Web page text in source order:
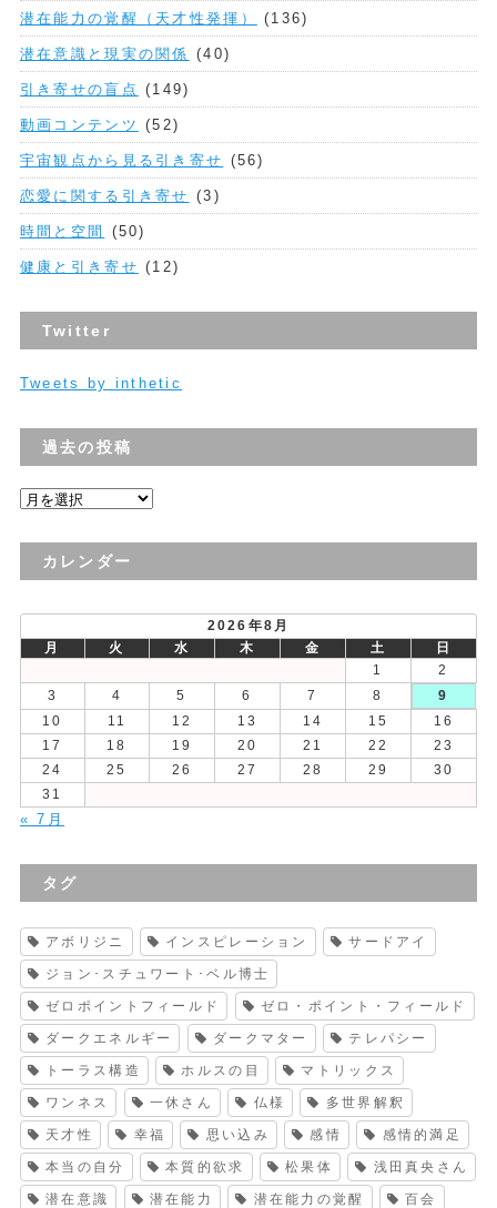
潜在能力の覚醒（天才性発揮） (136)
潜在意識と現実の関係 (40)
引き寄せの盲点 (149)
動画コンテンツ (52)
宇宙観点から見る引き寄せ (56)
恋愛に関する引き寄せ (3)
時間と空間 (50)
健康と引き寄せ (12)
Twitter
Tweets by inthetic
過去の投稿
過
の
カレンダー
2026年8月
月
火 水 木 金 土
日
1
2
3
4 5 6 7 8
9
10
11 12 13 14 15
16
17
18 19 20 21 22
23
24
25 26 27 28 29
30
31
« 7月
タグ
アボリジニ インスピレーション サードアイ
ジョン･スチュワート･ベル博士
ゼロポイントフィールド ゼロ・ポイント・フィールド
ダークエネルギー ダークマター テレパシー
トーラス構造 ホルスの目 マトリックス
ワンネス 一休さん 仏様 多世界解釈
天才性 幸福 思い込み 感情 感情的満足
本当の自分 本質的欲求 松果体 浅田真央さん
潜在意識 潜在能力 潜在能力の覚醒 百会